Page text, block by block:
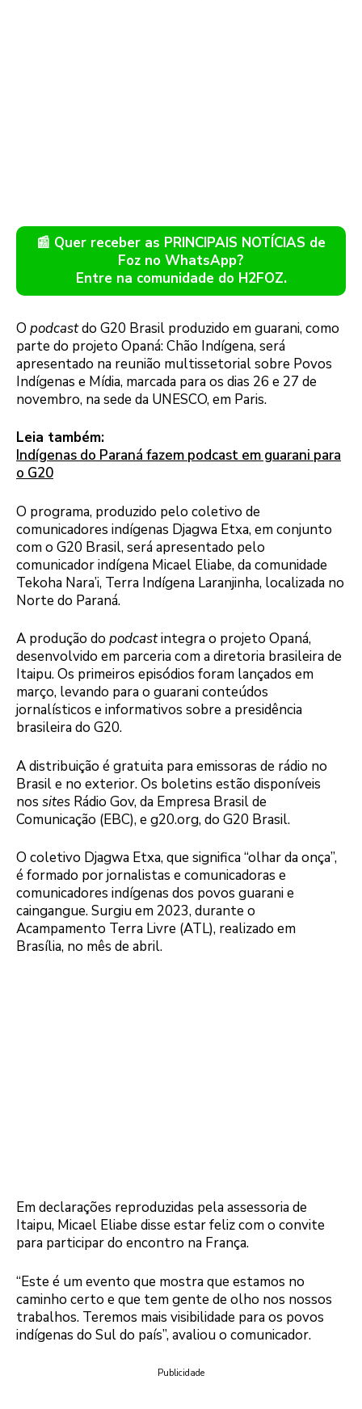
📰 Quer receber as PRINCIPAIS NOTÍCIAS de
Foz no WhatsApp?
Entre na comunidade do H2FOZ.
O podcastdo G20 Brasil produzido em guarani, como
parte do projeto Opaná: Chão Indígena, será
apresentado na reunião multissetorial sobre Povos
Indígenas e Mídia, marcada para os dias 26 e 27 de
novembro, na sede da UNESCO, em Paris.
Leia também:
Indígenas do Paraná fazem podcast em guarani para
o G20
O programa, produzido pelo coletivo de
comunicadores indígenas Djagwa Etxa, em conjunto
com o G20 Brasil, será apresentado pelo
comunicador indígena Micael Eliabe, da comunidade
Tekoha Nara’i, Terra Indígena Laranjinha, localizada no
Norte do Paraná.
A produção do podcastintegra o projeto Opaná,
desenvolvido em parceria com a diretoria brasileira de
Itaipu. Os primeiros episódios foram lançados em
março, levando para o guarani conteúdos
jornalísticos e informativos sobre a presidência
brasileira do G20.
A distribuição é gratuita para emissoras de rádio no
Brasil e no exterior. Os boletins estão disponíveis
nos sites Rádio Gov, da Empresa Brasil de
Comunicação (EBC), e g20.org, do G20 Brasil.
O coletivo Djagwa Etxa, que significa “olhar da onça”,
é formado por jornalistas e comunicadoras e
comunicadores indígenas dos povos guarani e
caingangue. Surgiu em 2023, durante o
Acampamento Terra Livre (ATL), realizado em
Brasília, no mês de abril.
Em declarações reproduzidas pela assessoria de
Itaipu, Micael Eliabe disse estar feliz com o convite
para participar do encontro na França.
“Este é um evento que mostra que estamos no
caminho certo e que tem gente de olho nos nossos
trabalhos. Teremos mais visibilidade para os povos
indígenas do Sul do país”, avaliou o comunicador.
Publicidade